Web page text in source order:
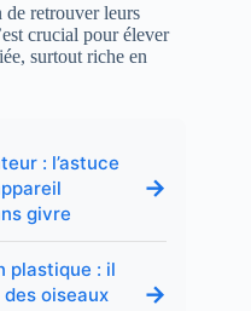
de retrouver leurs
crucial pour élever
surtout riche en
: l’astuce
givre
→
plastique : il
oiseaux
→